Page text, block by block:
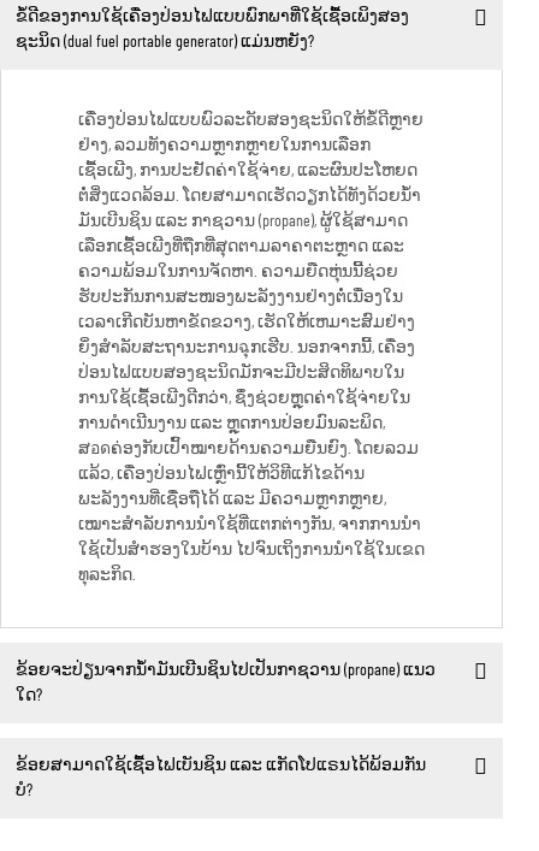
ຂໍ້ດີຂອງການໃຊ້ເຄື່ອງປ່ອນໄຟແບບພົກພາທີ່ໃຊ້ເຊື້ອເພິງສອງ
ຊະນິດ (dual fuel portable generator) ແມ່ນຫຍັງ?
ເຄື່ອງປ່ອນໄຟແບບພົວລະດັບສອງຊະນິດໃຫ້ຂໍ້ດີຫຼາຍ
ຢ່າງ, ລວມທັງຄວາມຫຼາກຫຼາຍໃນການເລືອກ
ເຊື້ອເພີງ, ການປະຢັດຄ່າໃຊ້ຈ່າຍ, ແລະຜົນປະໂຫຍດ
ຕໍ່ສິ່ງແວດລ້ອມ. ໂດຍສາມາດເຮັດວຽກໄດ້ທັງດ້ວຍນ້ຳ
ມັນເບີນຊິນ ແລະ ກາຊວານ (propane), ຜູ້ໃຊ້ສາມາດ
ເລືອກເຊື້ອເພີງທີ່ຖືກທີ່ສຸດຕາມລາຄາຕະຫຼາດ ແລະ
ຄວາມພ້ອມໃນການຈັດຫາ. ຄວາມຍືດຫຸ່ນນີ້ຊ່ວຍ
ຮັບປະກັນການສະໜອງພະລັງງານຢ່າງຕໍ່ເນື່ອງໃນ
ເວລາເກີດບັນຫາຂັດຂວາງ, ເຮັດໃຫ້ເຫມາະສົມຢ່າງ
ຍິ່ງສຳລັບສະຖານະການฉຸກເຮີບ. ນອກຈາກນີ້, ເຄື່ອງ
ປ່ອນໄຟແບບສອງຊະນິດມັກຈະມີປະສິດທິພາບໃນ
ການໃຊ້ເຊື້ອເພີງດີກວ່າ, ຊຶ່ງຊ່ວຍຫຼຸດຄ່າໃຊ້ຈ່າຍໃນ
ການດຳເນີນງານ ແລະ ຫຼຸດການປ່ອຍມົນລະພິດ,
ສอดຄ່ອງກັບເປົ້າໝາຍດ້ານຄວາມຍືນຍົງ. ໂດຍລວມ
ແລ້ວ, ເຄື່ອງປ່ອນໄຟເຫຼົ່ານີ້ໃຫ້ວິທີແກ້ໄຂດ້ານ
ພະລັງງານທີ່ເຊື່ອຖືໄດ້ ແລະ ມີຄວາມຫຼາກຫຼາຍ,
ເໝາະສຳລັບການນຳໃຊ້ທີ່ແຕກຕ່າງກັນ, ຈາກການນຳ
ໃຊ້ເປັນສຳຮອງໃນບ້ານ ໄປຈົນເຖິງການນຳໃຊ້ໃນເຂດ
ທຸລະກິດ.
ຂ້ອຍຈະປ່ຽນຈາກນ້ຳມັນເບີນຊິນໄປເປັນກາຊວານ (propane) ແນວ
ໃດ?
ຂ້ອຍສາມາດໃຊ້ເຊື້ອໄຟເບັນຊິນ ແລະ ແກັດໂປແຣນໄດ້ພ້ອມກັນ
ບໍ?